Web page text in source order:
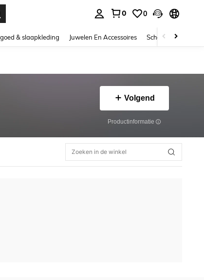
0 0
& slaapkleding Juwelen En Accessoires Schoonheid &
Volgend
Productinformatie